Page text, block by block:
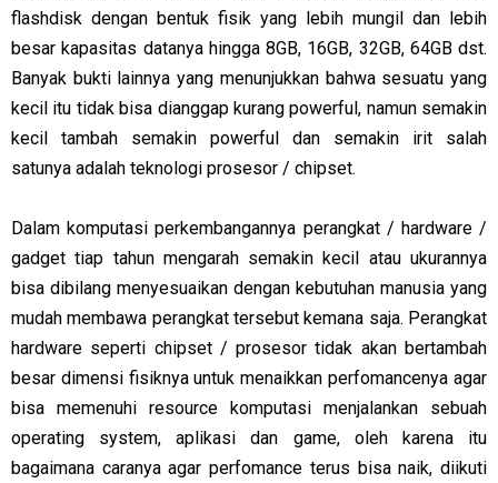
flashdisk dengan bentuk fisik yang lebih mungil dan lebih
besar kapasitas datanya hingga 8GB, 16GB, 32GB, 64GB dst.
Banyak bukti lainnya yang menunjukkan bahwa sesuatu yang
kecil itu tidak bisa dianggap kurang powerful, namun semakin
kecil tambah semakin powerful dan semakin irit salah
satunya adalah teknologi prosesor / chipset.
Dalam komputasi perkembangannya perangkat / hardware /
gadget tiap tahun mengarah semakin kecil atau ukurannya
bisa dibilang menyesuaikan dengan kebutuhan manusia yang
mudah membawa perangkat tersebut kemana saja. Perangkat
hardware seperti chipset / prosesor tidak akan bertambah
besar dimensi fisiknya untuk menaikkan perfomancenya agar
bisa memenuhi resource komputasi menjalankan sebuah
operating system, aplikasi dan game, oleh karena itu
bagaimana caranya agar perfomance terus bisa naik, diikuti